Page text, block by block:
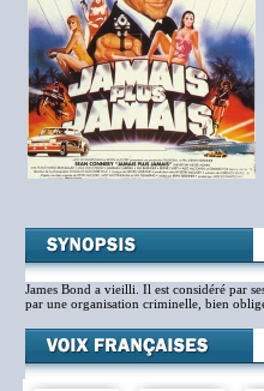
James Bond a vieilli. Il est considéré par
par une organisation criminelle, bien